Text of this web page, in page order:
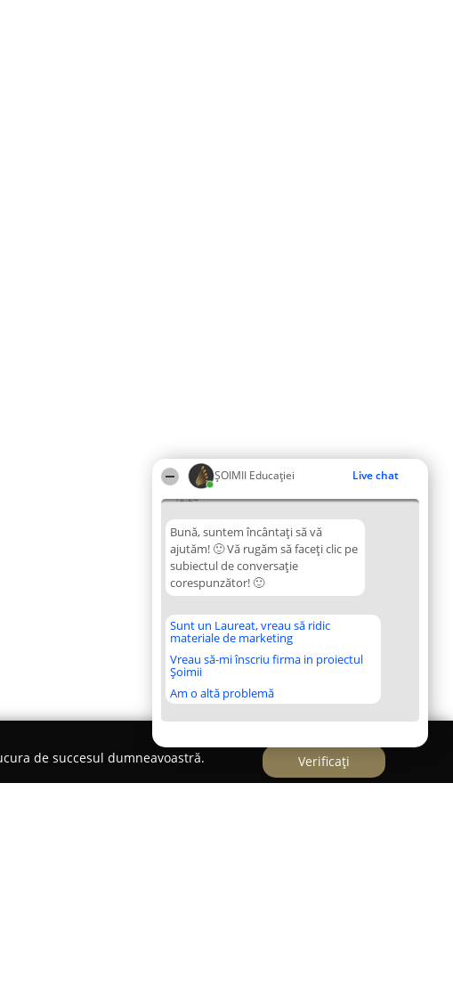
ȘOIMII Educației Live chat
12:24
Bună, suntem încântați să vă
ajutăm! 🙂 Vă rugăm să faceți clic pe
subiectul de conversație
corespunzător! 🙂
Sunt un Laureat, vreau să ridic
materiale de marketing
Vreau să-mi înscriu firma in proiectul
Șoimii
Am o altă problemă
de succesul dumneavoastră.
Verificați